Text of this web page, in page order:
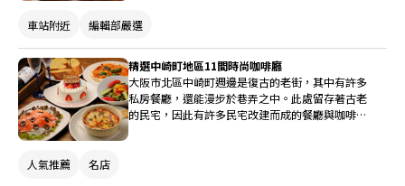
車站附近 編輯部嚴選
精選中崎町地區11間時尚咖啡廳
大阪市北區中崎町週邊是復古的老街，其中有許多
私房餐廳，還能漫步於巷弄之中。此處留存著古老
的民宅，因此有許多民宅改建而成的餐廳與咖啡
人氣推薦 名店